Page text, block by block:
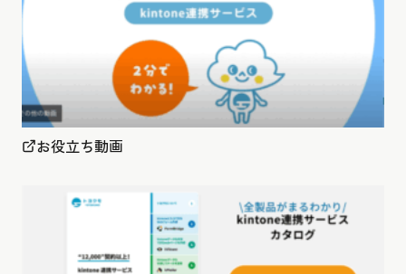
お役立ち動画